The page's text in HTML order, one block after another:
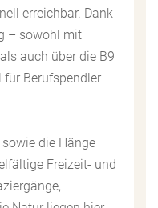
erreichbar. Dank
– sowohl mit
auch über die B9
Berufspendler
die Hänge
Freizeit- und